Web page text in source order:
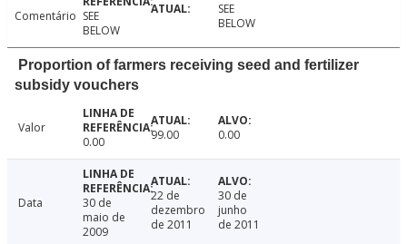
Comentário SEE
BELOW
SEE
BELOW
Proportion of farmers receiving seed and fertilizer
subsidy vouchers
Valor
0.00
99.00 0.00
Data
30 de
maio de
2009
22 de
dezembro
de 2011
30 de
junho
de 2011